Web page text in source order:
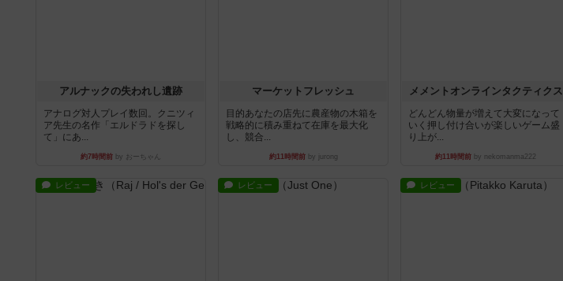
アルナックの失われし遺跡
アナログ対人プレイ数回。クニツィ
ア先生の名作「エルドラドを探し
て」にあ...
約7時間前 by おーちゃん
マーケットフレッシュ
目的あなたの店先に農産物の木箱を
戦略的に積み重ねて在庫を最大化
し、競合...
約11時間前by jurong
メメントオンラインタクティクス
どんどん物量が増えて大変になって
いく押し付け合いが楽しいゲーム盛
り上が...
約11時間前 by nekomanma222
レビュー レビュー レビュー